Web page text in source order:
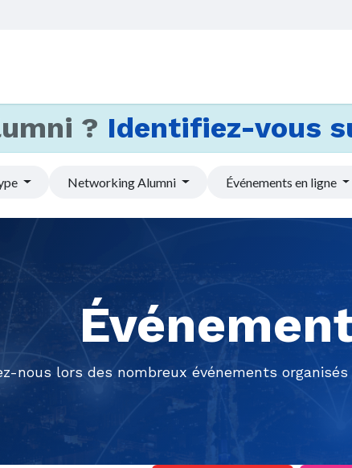
? Identifiez-vous
Networking Alumni Événements en ligne
nous lors des nombreux événements